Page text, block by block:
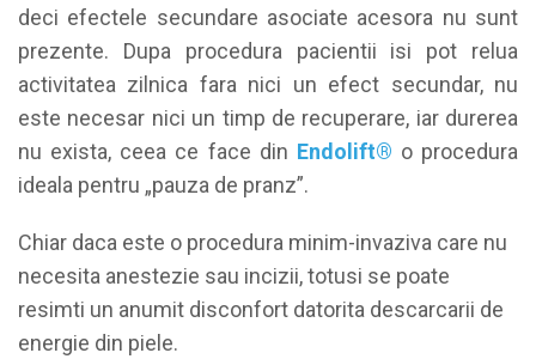
deci efectele secundare asociate acesora nu sunt
prezente. Dupa procedura pacientii isi pot relua
activitatea zilnica fara nici un efect secundar, nu
este necesar nici un timp de recuperare, iar durerea
nu exista, ceea ce face din Endolift® o procedura
ideala pentru „pauza de pranz”.
Chiar daca este o procedura minim-invaziva care nu
necesita anestezie sau incizii, totusi se poate
resimti un anumit disconfort datorita descarcarii de
energie din piele.